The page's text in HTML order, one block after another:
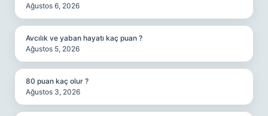
Ağustos 6, 2026
Avcılık ve yaban hayatı kaç puan ?
Ağustos 5, 2026
80 puan kaç olur ?
Ağustos 3, 2026